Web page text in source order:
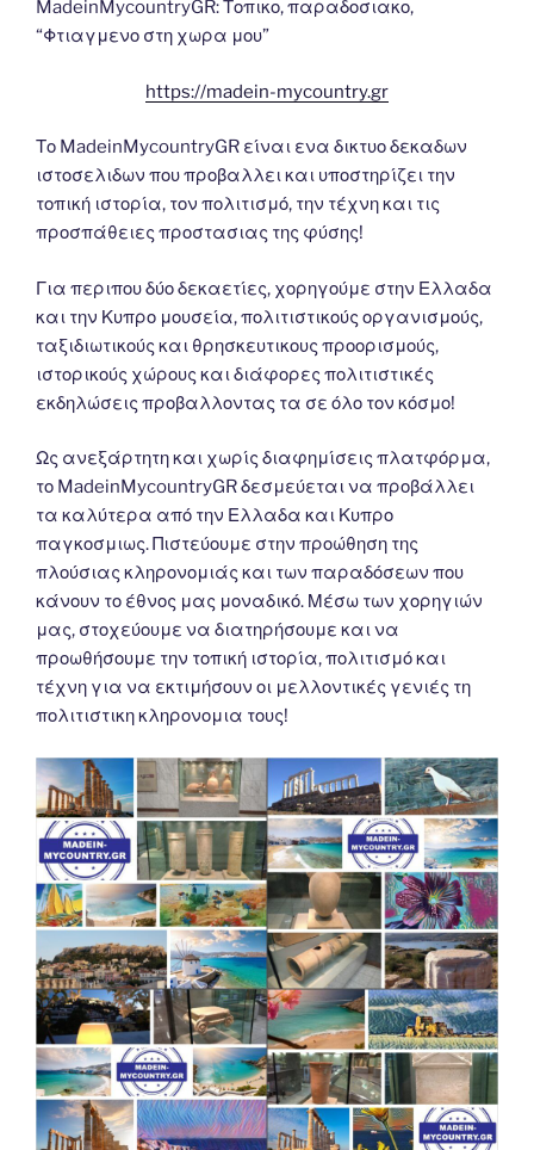
MadeinMycountryGR: Τοπικο, παραδοσιακο,
“Φτιαγμενο στη χωρα μου”
https://madein-mycountry.gr
Το MadeinMycountryGR είναι ενα δικτυο δεκαδων
ιστοσελιδων που προβαλλει και υποστηρίζει την
τοπική ιστορία, τον πολιτισμό, την τέχνη και τις
προσπάθειες προστασιας της φύσης!
Για περιπου δύο δεκαετίες, χορηγούμε στην Ελλαδα
και την Κυπρο μουσεία, πολιτιστικούς οργανισμούς,
ταξιδιωτικούς και θρησκευτικους προορισμούς,
ιστορικούς χώρους και διάφορες πολιτιστικές
εκδηλώσεις προβαλλοντας τα σε όλο τον κόσμο!
Ως ανεξάρτητη και χωρίς διαφημίσεις πλατφόρμα,
το MadeinMycountryGR δεσμεύεται να προβάλλει
τα καλύτερα από την Ελλαδα και Κυπρο
παγκοσμιως. Πιστεύουμε στην προώθηση της
πλούσιας κληρονομιάς και των παραδόσεων που
κάνουν το έθνος μας μοναδικό. Μέσω των χορηγιών
μας, στοχεύουμε να διατηρήσουμε και να
προωθήσουμε την τοπική ιστορία, πολιτισμό και
τέχνη για να εκτιμήσουν οι μελλοντικές γενιές τη
πολιτιστικη κληρονομια τους!